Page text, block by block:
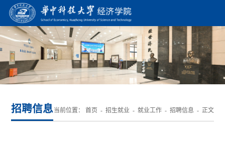
招聘信息当前位置： 首页 - 招生就业- 就业工作- 招聘信息 - 正文